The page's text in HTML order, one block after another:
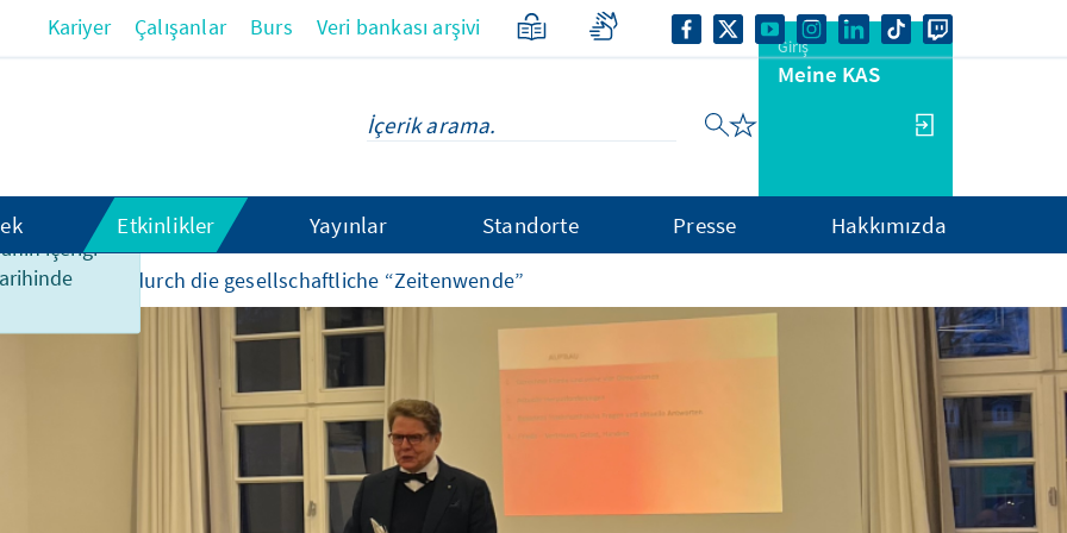
içeriği
Kariyer Çalışanlar Burs Veri bankası arşivi
Giriş
Meine KAS
Etkinlikler Yayınlar Standorte Presse Hakkımızda
Hessens Weg durch die gesellschaftliche “Zeitenwende”